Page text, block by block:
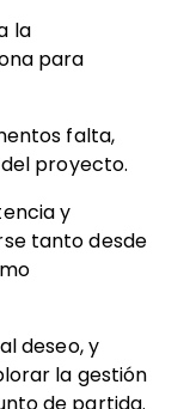
la
para
falta,
proyecto.
y
tanto desde
deseo, y
la gestión
de partida.